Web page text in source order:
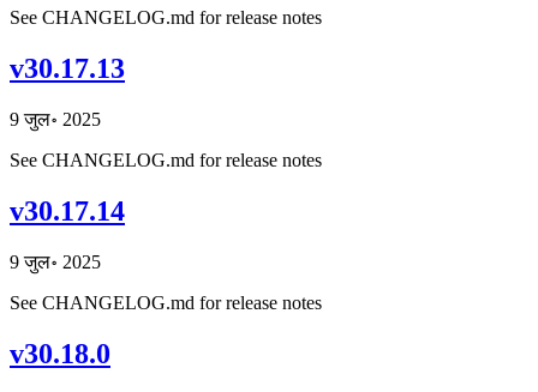
See CHANGELOG.md for release notes
v30.17.13
9 जुल॰ 2025
See CHANGELOG.md for release notes
v30.17.14
9 जुल॰ 2025
See CHANGELOG.md for release notes
v30.18.0